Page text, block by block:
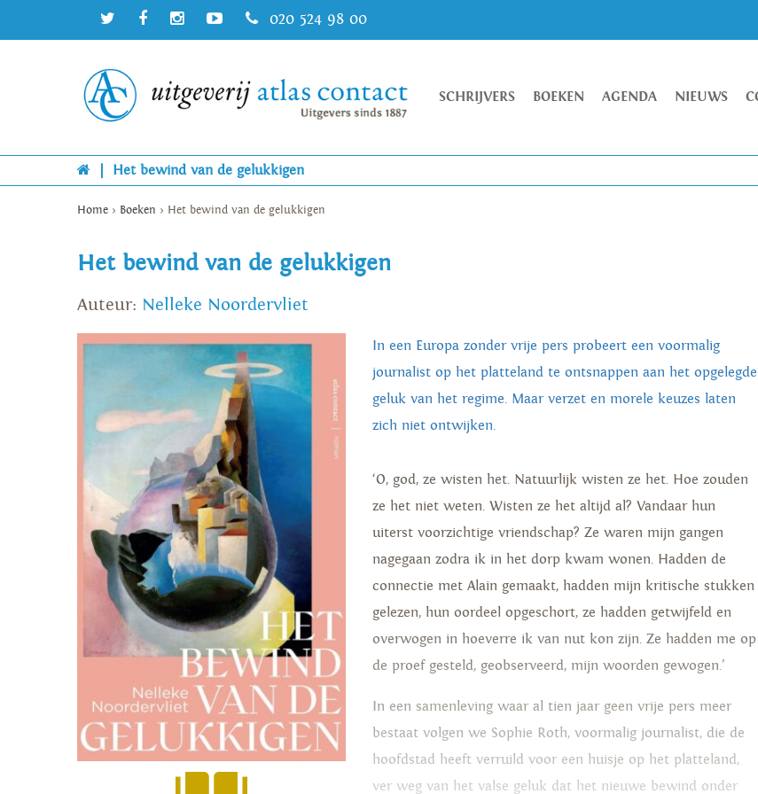
020 524 98 00
SCHRIJVERS BOEKEN AGENDA NIEUWS
Het bewind van de gelukkigen
Home > Boeken > Het bewind van de gelukkigen
Het bewind van de gelukkigen
Auteur: Nelleke Noordervliet
In een Europa zonder vrije pers probeert een voormalig
journalist op het platteland te ontsnappen aan het opgelegde
geluk van het regime. Maar verzet en morele keuzes laten
zich niet ontwijken.
‘O, god, ze wisten het. Natuurlijk wisten ze het. Hoe zouden
ze het niet weten. Wisten ze het altijd al? Vandaar hun
uiterst voorzichtige vriendschap? Ze waren mijn gangen
nagegaan zodra ik in het dorp kwam wonen. Hadden de
connectie met Alain gemaakt, hadden mijn kritische stukken
gelezen, hun oordeel opgeschort, ze hadden getwijfeld en
overwogen in hoeverre ik van nut kon zijn. Ze hadden me op
de proef gesteld, geobserveerd, mijn woorden gewogen.’
In een samenleving waar al tien jaar geen vrije pers meer
bestaat volgen we Sophie Roth, voormalig journalist, die de
hoofdstad heeft verruild voor een huisje op het platteland,
ver weg van het valse geluk dat het nieuwe bewind onder